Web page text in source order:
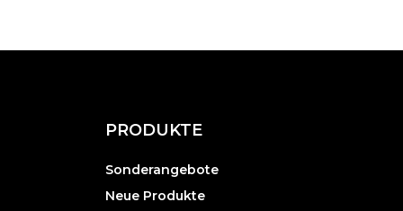
PRODUKTE
Sonderangebote
Neue Produkte